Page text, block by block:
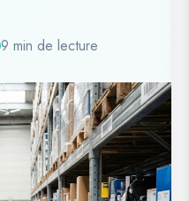
9 min de lecture